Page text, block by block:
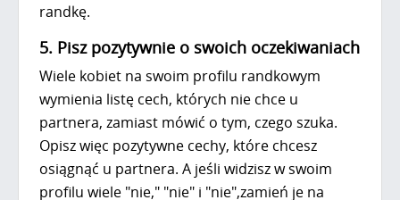
randkę.
5. Pisz pozytywnie o swoich oczekiwaniach
Wiele kobiet na swoim profilu randkowym
wymienia listę cech, których nie chce u
partnera, zamiast mówić o tym, czego szuka.
Opisz więc pozytywne cechy, które chcesz
osiągnąć u partnera. A jeśli widzisz w swoim
profilu wiele "nie," "nie" i "nie",zamień je na